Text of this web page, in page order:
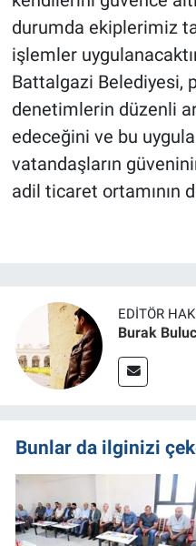
durumda ekiplerimiz
işlemler
Battalgazi Belediyesi,
denetimlerin düzenli
edeceğini ve bu
vatandaşların
adil ticaret ortamının
EDITÖR
Burak
Bunlar da ilginizi